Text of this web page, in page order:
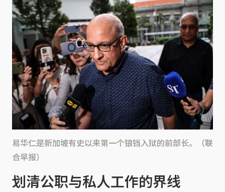
易华仁是新加坡有史以来第一个锒铛入狱的前部长。（联
合早报）
划清公职与私人工作的界线